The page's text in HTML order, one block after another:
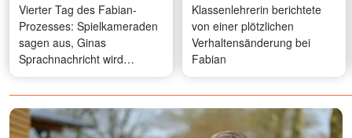
Vierter Tag des Fabian-
Prozesses: Spielkameraden
sagen aus, Ginas
Sprachnachricht wird
vorgespielt,
Gerichtsaufnahmen werden
gezeigt
Klassenlehrerin berichtete
von einer plötzlichen
Verhaltensänderung bei
Fabian